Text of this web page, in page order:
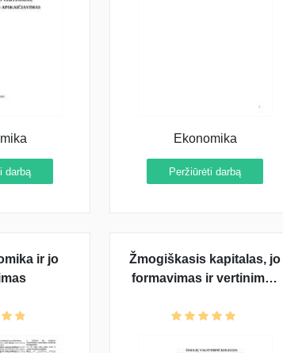
darbą
Ekonomika
Peržiūrėti darbą
ir jo
Žmogiškasis kapitalas, jo
formavimas ir vertinimas